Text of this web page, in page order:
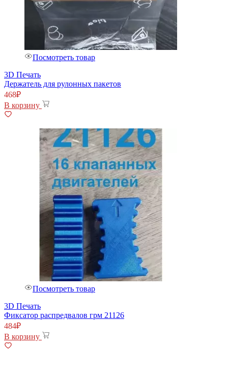
Посмотреть товар
3D Печать
Держатель для рулонных пакетов
468₽
В корзину
Посмотреть товар
3D Печать
Фиксатор распредвалов грм 21126
484₽
В корзину